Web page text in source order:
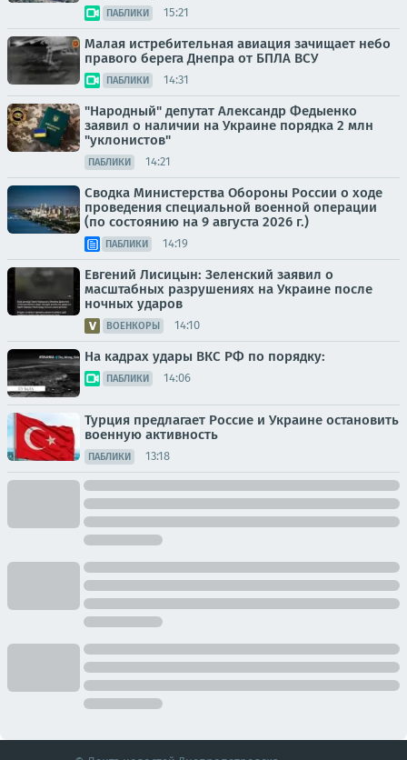
ПАБЛИКИ 15:21
Малая истребительная авиация зачищает небо
правого берега Днепра от БПЛА ВСУ
ПАБЛИКИ 14:31
"Народный" депутат Александр Федыенко
заявил о наличии на Украине порядка 2 млн
"уклонистов"
ПАБЛИКИ 14:21
Сводка Министерства Обороны России о ходе
проведения специальной военной операции
(по состоянию на 9 августа 2026 г.)
ПАБЛИКИ 14:19
Евгений Лисицын: Зеленский заявил о
масштабных разрушениях на Украине после
ночных ударов
ВОЕНКОРЫ 14:10
На кадрах удары ВКС РФ по порядку:
ПАБЛИКИ 14:06
Турция предлагает Россие и Украине остановить
военную активность
ПАБЛИКИ 13:18